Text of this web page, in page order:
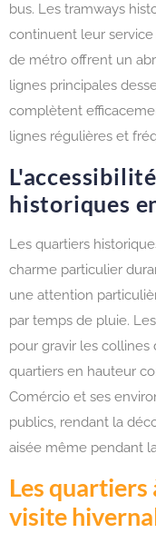
bus. Les tramways
continuent leur
de métro offrent un
lignes principales
complètent
lignes régulières et
historiques
Les quartiers
charme particulier
une attention
par temps de pluie.
pour gravir les collines
quartiers en hauteur
Comércio et ses
publics, rendant la
aisée même pendant
Les
visite